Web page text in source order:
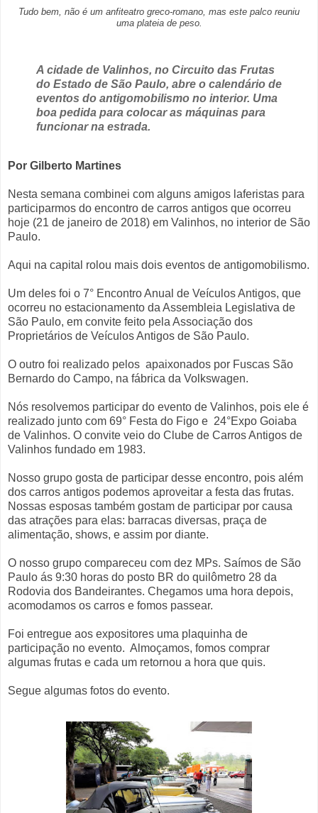
Tudo bem, não é um anfiteatro greco-romano, mas este palco reuniu
uma plateia de peso.
A cidade de Valinhos, no Circuito das Frutas
do Estado de São Paulo, abre o calendário de
eventos do antigomobilismo no interior. Uma
boa pedida para colocar as máquinas para
funcionar na estrada.
Por Gilberto Martines
Nesta semana combinei com alguns amigos laferistas para
participarmos do encontro de carros antigos que ocorreu
hoje (21 de janeiro de 2018) em Valinhos, no interior de São
Paulo.
Aqui na capital rolou mais dois eventos de antigomobilismo.
Um deles foi o 7° Encontro Anual de Veículos Antigos, que
ocorreu no estacionamento da Assembleia Legislativa de
São Paulo, em convite feito pela Associação dos
Proprietários de Veículos Antigos de São Paulo.
O outro foi realizado pelos apaixonados por Fuscas São
Bernardo do Campo, na fábrica da Volkswagen.
Nós resolvemos participar do evento de Valinhos, pois ele é
realizado junto com 69° Festa do Figo e 24°Expo Goiaba
de Valinhos. O convite veio do Clube de Carros Antigos de
Valinhos fundado em 1983.
Nosso grupo gosta de participar desse encontro, pois além
dos carros antigos podemos aproveitar a festa das frutas.
Nossas esposas também gostam de participar por causa
das atrações para elas: barracas diversas, praça de
alimentação, shows, e assim por diante.
O nosso grupo compareceu com dez MPs. Saímos de São
Paulo ás 9:30 horas do posto BR do quilômetro 28 da
Rodovia dos Bandeirantes. Chegamos uma hora depois,
acomodamos os carros e fomos passear.
Foi entregue aos expositores uma plaquinha de
participação no evento. Almoçamos, fomos comprar
algumas frutas e cada um retornou a hora que quis.
Segue algumas fotos do evento.